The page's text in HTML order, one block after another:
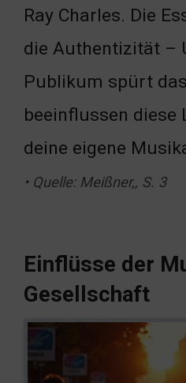
Ray Charles. Die
die Authentizität –
Publikum spürt
beeinflussen diese
deine eigene
• Quelle: Meißner,, S. 3
Einflüsse der
Gesellschaft